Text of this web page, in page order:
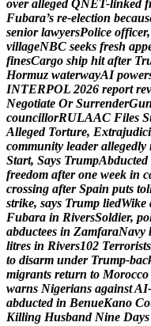
over alleged QNET-linked f
Fubara’s re-election becaus
senior lawyersPolice officer,
villageNBC seeks fresh app
finesCargo ship hit after Tr
Hormuz waterwayAI power
INTERPOL 2026 report rev
Negotiate Or SurrenderGun
councillorRULAAC Files S
Alleged Torture, Extrajudici
community leader allegedly
Start, Says TrumpAbducted
freedom after one week in c
crossing after Spain puts tol
strike, says Trump liedWike
Fubara in RiversSoldier, po
abductees in ZamfaraNavy
litres in Rivers102 Terrorists
to disarm under Trump-bac
migrants return to Morocco
warns Nigerians againstAI-
abducted in BenueKano Co
Killing Husband Nine Days